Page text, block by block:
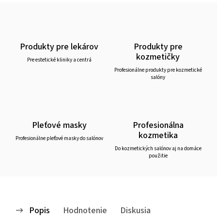
Produkty pre lekárov
Pre estetické kliniky a centrá
Produkty pre
kozmetičky
Profesionálne produkty pre kozmetické
salóny
Pleťové masky
Profesionálne pleťové masky do salónov
Profesionálna
kozmetika
Do kozmetických salónov aj na domáce
použitie
Popis Hodnotenie Diskusia